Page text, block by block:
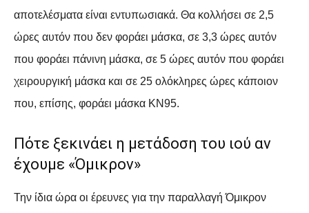
αποτελέσματα είναι εντυπωσιακά. Θα κολλήσει σε 2,5
ώρες αυτόν που δεν φοράει μάσκα, σε 3,3 ώρες αυτόν
που φοράει πάνινη μάσκα, σε 5 ώρες αυτόν που φοράει
χειρουργική μάσκα και σε 25 ολόκληρες ώρες κάποιον
που, επίσης, φοράει μάσκα ΚΝ95.
Πότε ξεκινάει η μετάδοση του ιού αν
έχουμε «Όμικρον»
Την ίδια ώρα οι έρευνες για την παραλλαγή Όμικρον